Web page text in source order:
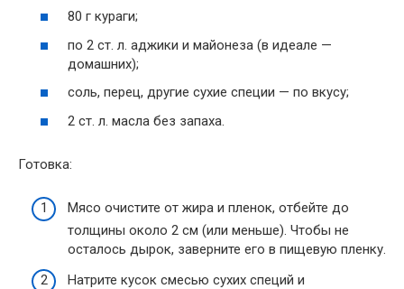
80 г кураги;
по 2 ст. л. аджики и майонеза (в идеале —
домашних);
соль, перец, другие сухие специи — по вкусу;
2 ст. л. масла без запаха.
Готовка:
Мясо очистите от жира и пленок, отбейте до
толщины около 2 см (или меньше). Чтобы не
осталось дырок, заверните его в пищевую пленку.
Натрите кусок смесью сухих специй и